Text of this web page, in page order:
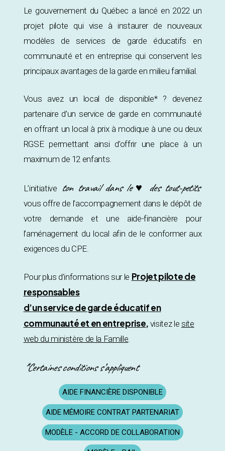
Le gouvernement du Québec a lancé en 2022 un
projet pilote qui vise à instaurer de nouveaux
modèles de services de garde éducatifs en
communauté et en entreprise qui conservent les
principaux avantages de la garde en milieu familial.
Vous avez un local de disponible* ? devenez
partenaire d’un service de garde en communauté
en offrant un local à prix à modique à une ou deux
RGSE permettant ainsi d’offrir une place à un
maximum de 12 enfants.
L’initiative ton travail dans le ♥ des tout-petits
vous offre de l’accompagnement dans le dépôt de
votre demande et une aide-financière pour
l’aménagement du local afin de le conformer aux
exigences du CPE.
Pour plus d’informations sur le Projet pilote de
responsables
d’un service de garde éducatif en
communauté et en entreprise, visitez le site
web du ministère de la Famille.
*Certaines conditions s’appliquent
AIDE FINANCIÈRE DISPONIBLE
AIDE MÉMOIRE CONTRAT PARTENARIAT
MODÈLE - ACCORD DE COLLABORATION